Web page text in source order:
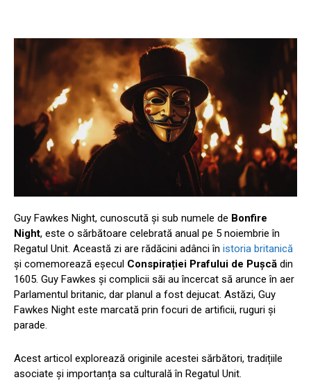
Guy Fawkes Night, cunoscută și sub numele de Bonfire
Night, este o sărbătoare celebrată anual pe 5 noiembrie în
Regatul Unit. Această zi are rădăcini adânci în istoria britanică
și comemorează eșecul Conspirației Prafului de Pușcă din
1605. Guy Fawkes și complicii săi au încercat să arunce în aer
Parlamentul britanic, dar planul a fost dejucat. Astăzi, Guy
Fawkes Night este marcată prin focuri de artificii, ruguri și
parade.
Acest articol explorează originile acestei sărbători, tradițiile
asociate și importanța sa culturală în Regatul Unit.